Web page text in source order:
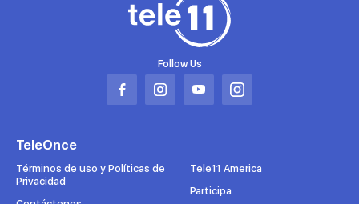
Follow Us
Abrir
pestaña
Abrir
pestaña
Abrir
pestaña
Abrir
pestaña
TeleOnce
Términos de uso y Políticas de
Privacidad
Tele11 America
Participa